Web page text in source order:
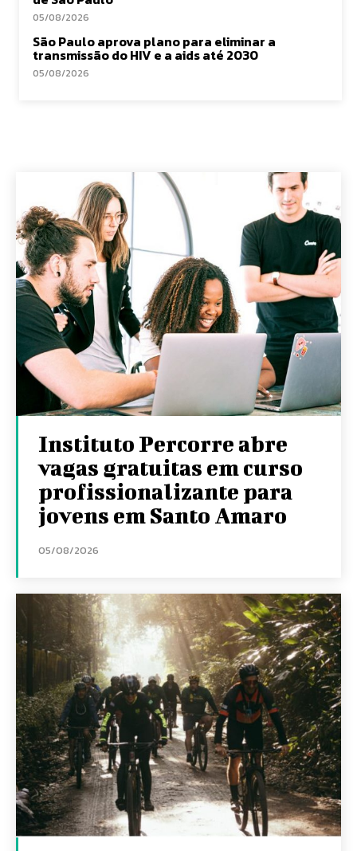
05/08/2026
São Paulo aprova plano para eliminar a
transmissão do HIV e a aids até 2030
05/08/2026
Instituto Percorre abre
vagas gratuitas em curso
profissionalizante para
jovens em Santo Amaro
05/08/2026